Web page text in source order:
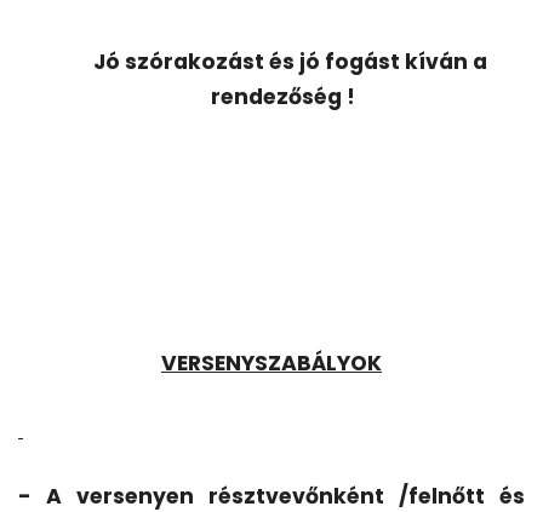
Jó szórakozást és jó fogást kíván a
rendezőség !
VERSENYSZABÁLYOK
- A versenyen résztvevőnként /felnőtt és